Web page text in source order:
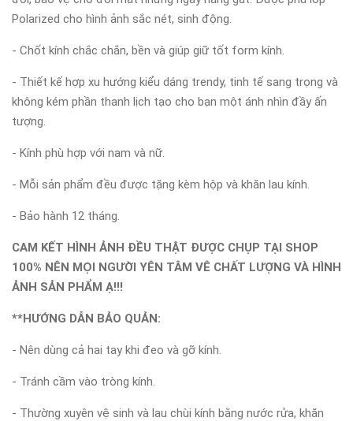
Polarized cho hình ảnh sắc nét, sinh động.
- Chốt kính chắc chắn, bền và giúp giữ tốt form kính.
- Thiết kế hợp xu hướng kiểu dáng trendy, tinh tế sang trọng và
không kém phần thanh lịch tạo cho bạn một ánh nhìn đầy ấn
tượng.
- Kính phù hợp với nam và nữ.
- Mỗi sản phẩm đều được tặng kèm hộp và khăn lau kính.
- Bảo hành 12 tháng.
CAM KẾT HÌNH ẢNH ĐỀU THẬT ĐƯỢC CHỤP TẠI SHOP
100% NÊN MỌI NGƯỜI YÊN TÂM VÊ CHẤT LƯỢNG VÀ HÌNH
ẢNH SẢN PHẨM Ạ!!!
**HƯỚNG DẪN BẢO QUẢN:
- Nên dùng cả hai tay khi đeo và gỡ kính.
- Tránh cầm vào tròng kính.
- Thường xuyên vệ sinh và lau chùi kính bằng nước rửa, khăn